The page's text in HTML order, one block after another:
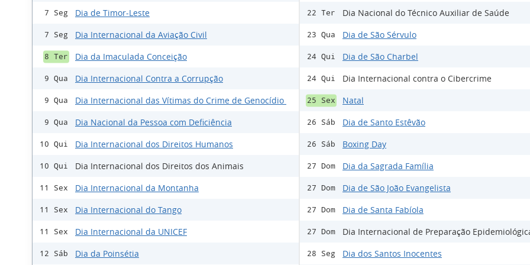
7 Seg Dia de Timor-Leste
7 Seg Dia Internacional da Aviação Civil
8 Ter Dia da Imaculada Conceição
9 Qua Dia Internacional Contra a Corrupção
9 Qua Dia Internacional das Vítimas do Crime de Genocídio
9 Qua Dia Nacional da Pessoa com Deficiência
10 Qui Dia Internacional dos Direitos Humanos
10 Qui Dia Internacional dos Direitos dos Animais
11 Sex Dia Internacional da Montanha
11 Sex Dia Internacional do Tango
11 Sex Dia Internacional da UNICEF
12 Sáb Dia da Poinsétia
22 Ter Dia Nacional do Técnico Auxiliar de Saúde
23 Qua Dia de São Sérvulo
24 Qui Dia de São Charbel
24 Qui Dia Internacional contra o Cibercrime
25 Sex Natal
26 Sáb Dia de Santo Estêvão
26 Sáb Boxing Day
27 Dom Dia da Sagrada Família
27 Dom Dia de São João Evangelista
27 Dom Dia de Santa Fabíola
27 Dom Dia Internacional de Preparação
28 Seg Dia dos Santos Inocentes